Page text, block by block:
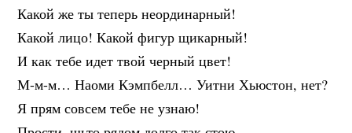
Какой же ты теперь неординарный!
Какой лицо! Какой фигур щикарный!
И как тебе идет твой черный цвет!
М-м-м… Наоми Кэмпбелл… Уитни Хьюстон, нет?
Я прям совсем тебе не узнаю!